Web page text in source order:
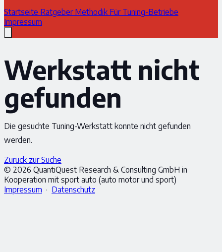
Startseite Ratgeber Methodik Für Tuning-Betriebe
Impressum
Werkstatt nicht
gefunden
Die gesuchte Tuning-Werkstatt konnte nicht gefunden
werden.
Zurück zur Suche
© 2026 QuantiQuest Research & Consulting GmbH in
Kooperation mit sport auto (auto motor und sport)
Impressum · Datenschutz